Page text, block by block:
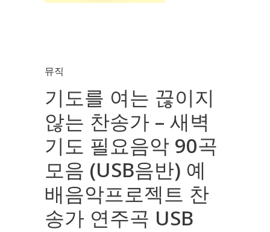
뮤직
기도를 여는 끊이지
않는 찬송가 – 새벽
기도 필요음악 90곡
모음 (USB음반) 예
배음악프로젝트 찬
송가 연주곡 USB